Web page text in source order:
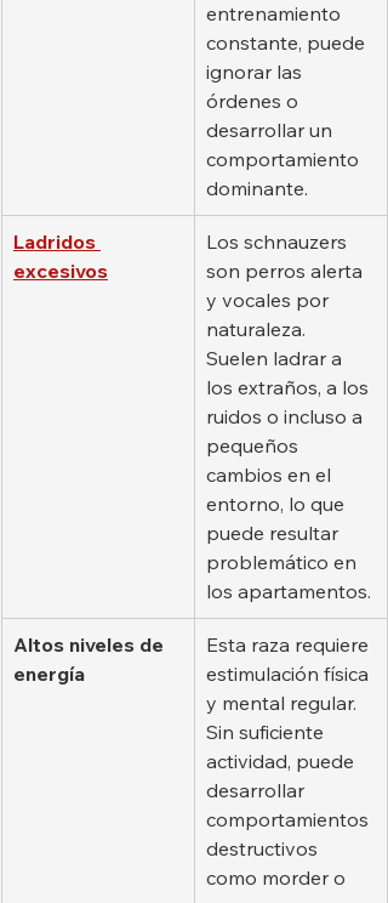
entrenamiento
constante, puede
ignorar las
órdenes o
desarrollar un
comportamiento
dominante.
Ladridos
excesivos
Los schnauzers
son perros alerta
y vocales por
naturaleza.
Suelen ladrar a
los extraños, a los
ruidos o incluso a
pequeños
cambios en el
entorno, lo que
puede resultar
problemático en
los apartamentos.
Altos niveles de
energía
Esta raza requiere
estimulación física
y mental regular.
Sin suficiente
actividad, puede
desarrollar
comportamientos
destructivos
como morder o